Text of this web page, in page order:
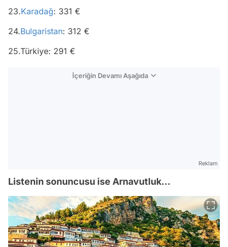
23.Karadağ: 331 €
24.Bulgaristan: 312 €
25.Türkiye: 291 €
İçeriğin Devamı Aşağıda
Reklam
Listenin sonuncusu ise Arnavutluk...